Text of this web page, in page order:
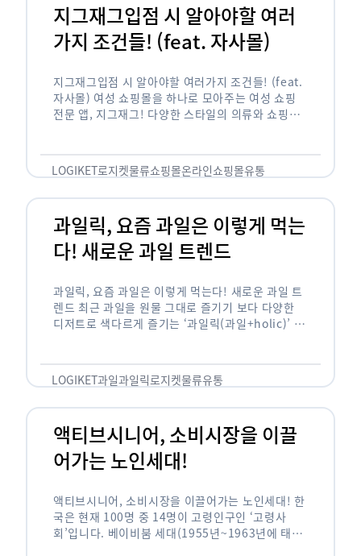
지그재그입점 시 알아야할 여러
가지 조건들! (feat. 자사몰)
지그재그입점 시 알아야할 여러가지 조건들! (feat.
자사몰) 여성 쇼핑몰을 하나로 모아주는 여성 쇼핑
전문 앱, 지그재그! 다양한 스타일의 의류와 쇼핑몰
LOGIKET로지켓물류쇼핑몰온라인쇼핑몰유통
과일릭, 요즘 과일은 이렇게 먹는
다! 새로운 과일 트렌드
과일릭, 요즘 과일은 이렇게 먹는다! 새로운 과일 트
렌드 최근 과일을 원물 그대로 즐기기 보다 다양한
디저트로 색다르게 즐기는 ‘과일릭(과일+holic)’ 트
…
LOGIKET과일과일릭로지켓물류유통
액티브시니어, 소비시장을 이끌
어가는 노인세대!
액티브시니어, 소비시장을 이끌어가는 노인세대! 한
국은 현재 100명 중 14명이 고령인구인 ‘고령사
회’입니다. 베이비붐 세대(1955년~1963년에 태어